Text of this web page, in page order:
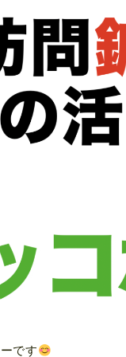
です